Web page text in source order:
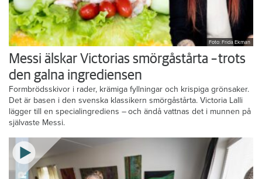
Foto: Frida Ekman
Messi älskar Victorias smörgåstårta – trots
den galna ingrediensen
Formbrödsskivor i rader, krämiga fyllningar och krispiga grönsaker.
Det är basen i den svenska klassikern smörgåstårta. Victoria Lalli
lägger till en specialingrediens – och ändå vattnas det i munnen på
självaste Messi.